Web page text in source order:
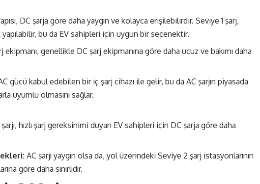
DC şarja göre daha yaygın ve kolayca erişilebilirdir. Seviye 1 şarj,
bu da EV sahipleri için uygun bir seçenektir.
ekipmanı, genellikle DC şarj ekipmanına göre daha ucuz ve bakımı daha
gücü kabul edebilen bir iç şarj cihazı ile gelir, bu da AC şarjın piyasada
uyumlu olmasını sağlar.
şarjı, hızlı şarj gereksinimi duyan EV sahipleri için DC şarja göre daha
AC şarjı yaygın olsa da, yol üzerindeki Seviye 2 şarj istasyonlarının
göre daha sınırlıdır.